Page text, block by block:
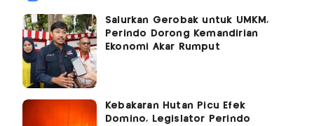
Salurkan Gerobak untuk UMKM,
Perindo Dorong Kemandirian
Ekonomi Akar Rumput
Kebakaran Hutan Picu Efek
Domino, Legislator Perindo